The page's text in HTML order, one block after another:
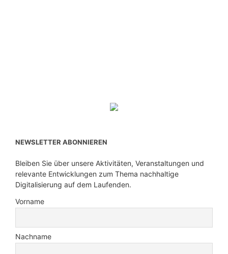
NEWSLETTER ABONNIEREN
Bleiben Sie über unsere Aktivitäten, Veranstaltungen und
relevante Entwicklungen zum Thema nachhaltige
Digitalisierung auf dem Laufenden.
Vorname
Nachname